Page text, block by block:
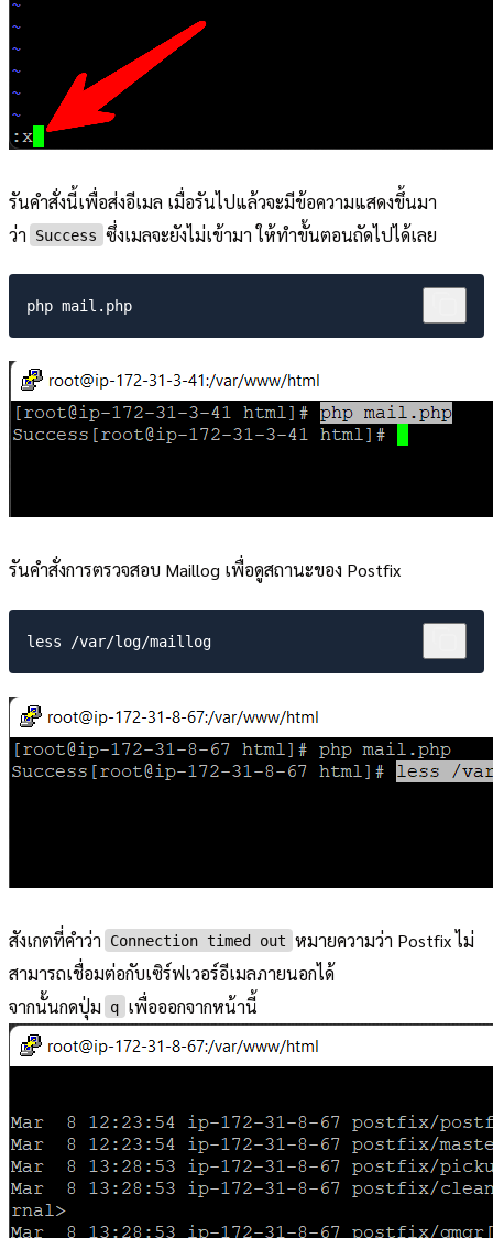
รันคำสั่งนี้เพื่อส่งอีเมล เมื่อรันไปแล้วจะมีข้อความแสดงขึ้นมา
ว่า
Success ซึ่งเมลจะยังไม่เข้ามา ให้ทำขั้นตอนถัดไปได้เลย
รันคำสั่งการตรวจสอบ Maillog เพื่อดูสถานะของ Postfix
สังเกตที่คำว่า Connection timed out หมายความว่า Postfix ไม่
สามารถเชื่อมต่อกับเซิร์ฟเวอร์อีเมลภายนอกได้
จากนั้นกดปุ่ม
q เพื่อออกจากหน้านี้